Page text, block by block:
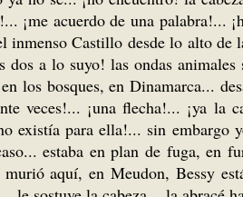
¡me acuerdo de una
inmenso Castillo desde lo alto
a lo suyo! las ondas
los bosques, en Dinamarca...
veces!... ¡una flecha!... ¡ya
existía para ella!... sin
estaba en plan de fuga, en
murió aquí, en Meudon, Bessy